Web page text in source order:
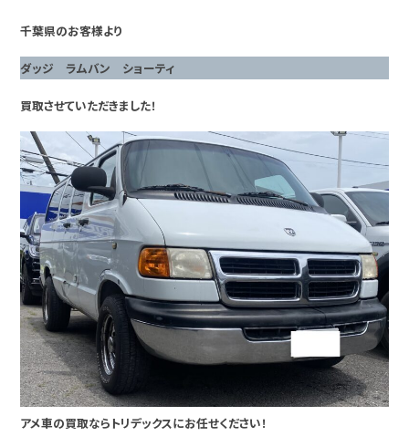
千葉県のお客様より
ダッジ ラムバン ショーティ
買取させていただきました！
アメ車の買取ならトリデックスにお任せください！